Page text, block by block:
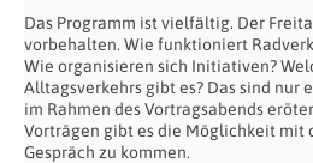
Das Programm ist vielfältig. Der
vorbehalten. Wie funktioniert
Wie organisieren sich Initiativen?
Alltagsverkehrs gibt es? Das sind nur
im Rahmen des Vortragsabends
Vorträgen gibt es die Möglichkeit mit
Gespräch zu kommen.